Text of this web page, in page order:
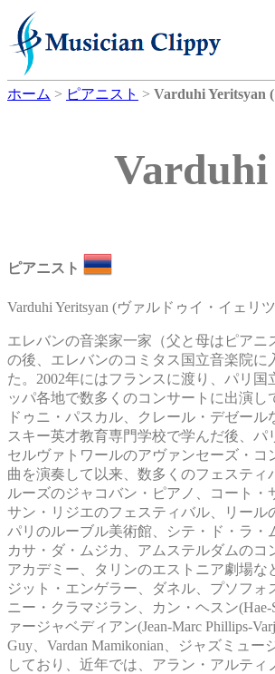
ホーム > ピアニスト > Varduhi Yeritsyan
ピアニスト
Varduhi Yeritsyan (ヴァルドゥイ・イェリ
エレバンの音楽家一家（父と母はピア
の後、エレバンのコミタス国立音楽院
た。2002年にはフランスに渡り、パリ
ッパ各地で数多くのコンサートに出演
ドゥニ・パスカル、クレール・デゼー
スキー英才教育専門学校で学んだ後、
セルヴァトワールのアヴァンセーズ・
曲を演奏して以来、数多くのフェステ
ルーズのジャコバン・ピアノ、コート
サン・リジエのフェスティバル、リール
パリのルーブル美術館、シテ・ド・ラ
カサ・ダ・ムジカ、アムステルダムの
アカデミー、タリンのエストニア劇場
ジット・エンゲラー、ダネル、プソフ
ニー・クラマジラン、カン・ヘスン
ァージャベディアン(Jean-Marc Phillips-
Guy、Vardan Mamikonian、ジャズミュ
しており、近年では、アラン・アルテ